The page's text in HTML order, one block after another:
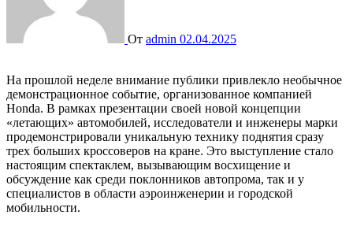
От admin 02.04.2025
На прошлой неделе внимание публики привлекло необычное
демонстрационное событие, организованное компанией
Honda. В рамках презентации своей новой концепции
«летающих» автомобилей, исследователи и инженеры марки
продемонстрировали уникальную технику поднятия сразу
трех больших кроссоверов на кране. Это выступление стало
настоящим спектаклем, вызывающим восхищение и
обсуждение как среди поклонников автопрома, так и у
специалистов в области аэроинженерии и городской
мобильности.